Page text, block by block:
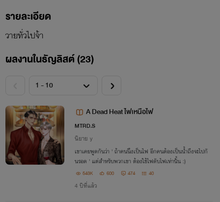
รายละเอียด
วายทั่วไปจ้า
ผลงานในธัญลิสต์ (23)
A Dead Heat ไฟเหนือไฟ
MTRD.S
นิยาย y
เขาเคยพูดกันว่า ' ถ้าคนนึงเป็นไฟ อีกคนต้องเป็นน้ำถึงจะไปกั
นรอด ' แต่สำหรับพวกเขา ต้องใช้ไฟดับไฟเท่านั้น :)
543K 600 474 40
4 ปีที่แล้ว